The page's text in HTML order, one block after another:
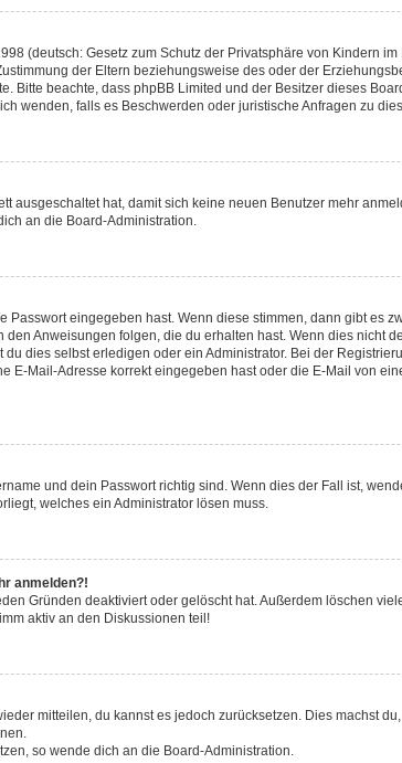
(deutsch: Gesetz zum Schutz der Privatsphäre von Kindern
der Eltern beziehungsweise des oder der
Bitte beachte, dass phpBB Limited und der Besitzer dieses
wenden, falls es Beschwerden oder juristische Anfragen zu
ausgeschaltet hat, damit sich keine neuen Benutzer mehr
an die Board-Administration.
eingegeben hast. Wenn diese stimmen, dann gibt es
Anweisungen folgen, die du erhalten hast. Wenn dies nicht
dies selbst erledigen oder ein Administrator. Bei der
E-Mail-Adresse korrekt eingegeben hast oder die E-Mail von
und dein Passwort richtig sind. Wenn dies der Fall ist,
welches ein Administrator lösen muss.
anmelden?!
Gründen deaktiviert oder gelöscht hat. Außerdem löschen
aktiv an den Diskussionen teil!
mitteilen, du kannst es jedoch zurücksetzen. Dies machst
so wende dich an die Board-Administration.